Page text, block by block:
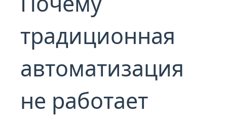
традиционная
автоматизация
не работает